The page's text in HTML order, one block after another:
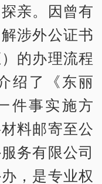
亲。因曾有
涉外公证书
的办理流程
绍了《东丽
件事实施方
料邮寄至公
务有限公司
，是专业权